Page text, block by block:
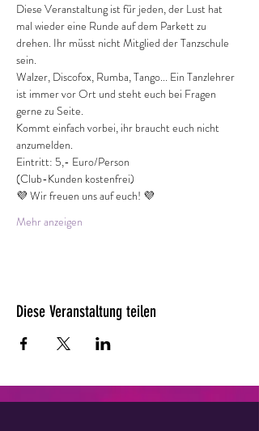
Diese Veranstaltung ist für jeden, der Lust hat
mal wieder eine Runde auf dem Parkett zu
drehen. Ihr müsst nicht Mitglied der Tanzschule
sein.
Walzer, Discofox, Rumba, Tango... Ein Tanzlehrer
ist immer vor Ort und steht euch bei Fragen
gerne zu Seite.
Kommt einfach vorbei, ihr braucht euch nicht
anzumelden.
Eintritt: 5,- Euro/Person
(Club-Kunden kostenfrei)
💜 Wir freuen uns auf euch! 💜
Mehr anzeigen
Diese Veranstaltung teilen